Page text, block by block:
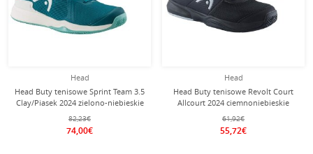
Head
Head Buty tenisowe Sprint Team 3.5
Clay/Piasek 2024 zielono-niebieskie
Damskie
82,23€
74,00€
Head
Head Buty tenisowe Revolt Court
Allcourt 2024 ciemnoniebieskie
Damskie
61,92€
55,72€